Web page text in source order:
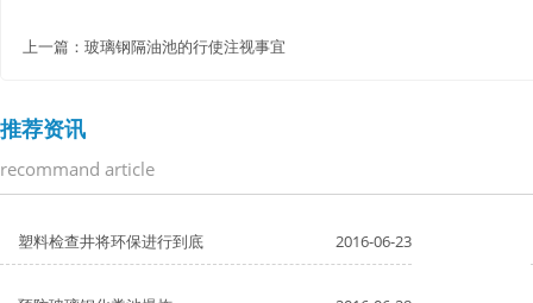
上一篇： 玻璃钢隔油池的行使注视事宜
推荐资讯
recommand article
塑料检查井将环保进行到底 2016-06-23